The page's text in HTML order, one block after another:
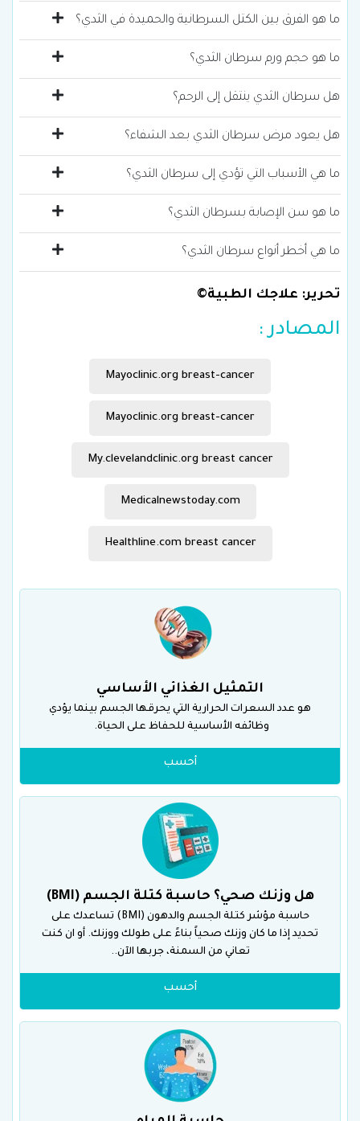
ما هو الفرق بين الكتل السرطانية والحميدة في الثدي؟
ما هو حجم ورم سرطان الثدي؟
هل سرطان الثدي ينتقل إلى الرحم؟
هل يعود مرض سرطان الثدي بعد الشفاء؟
ما هي الأسباب التي تؤدي إلى سرطان الثدي؟
يمكن أن يحدث سرطان الثدي بسبب مجموعة من
العوامل التي تشمل الوراثة، العوامل الهرمونية، العمر
(زيادة الخطر مع التقدم في العمر)، التاريخ العائلي
أسباب سرطان الثدي
المتخصصة حول هذا الموضوع.
ما هو سن الإصابة بسرطان الثدي؟
ما هي أخطر أنواع سرطان الثدي؟
تحرير: علاجك الطبية©
المصادر :
Mayoclinic.org breast-cancer
Mayoclinic.org breast-cancer
My.clevelandclinic.org breast cancer
Medicalnewstoday.com
Healthline.com breast cancer
التمثيل الغذائي الأساسي
هو عدد السعرات الحرارية التي يحرقها الجسم بينما يؤدي
وظائفه الأساسية للحفاظ على الحياة.
أحسب
هل وزنك صحي؟ حاسبة كتلة الجسم (BMI)
حاسبة مؤشر كتلة الجسم والدهون (BMI) تساعدك على
تحديد إذا ما كان وزنك صحياً بناءً على طولك ووزنك. أو ان كنت
تعاني من السمنة، جربها الآن..
أحسب